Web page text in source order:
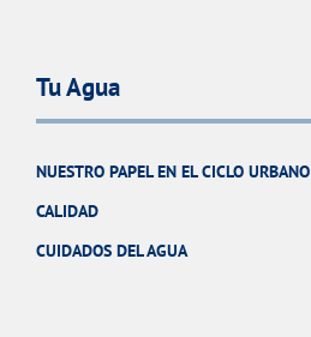
Tu Agua
NUESTRO PAPEL EN EL CICLO URBANO
CALIDAD
CUIDADOS DEL AGUA